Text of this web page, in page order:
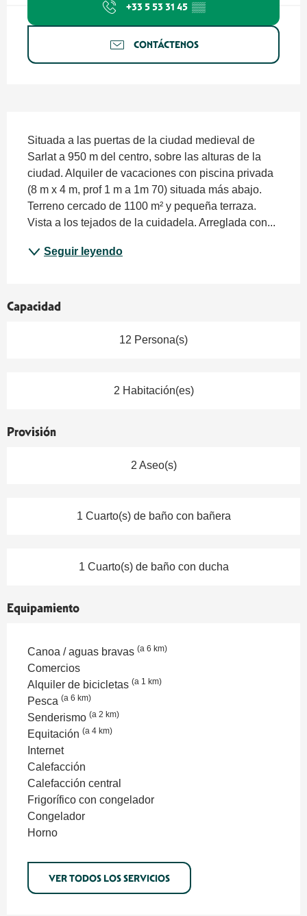
+33 5 53 31 45 ▒▒
CONTÁCTENOS
Situada a las puertas de la ciudad medieval de
Sarlat a 950 m del centro, sobre las alturas de la
ciudad. Alquiler de vacaciones con piscina privada
(8 m x 4 m, prof 1 m a 1m 70) situada más abajo.
Terreno cercado de 1100 m² y pequeña terraza.
Vista a los tejados de la cuidadela. Arreglada con...
Seguir leyendo
Capacidad
12 Persona(s)
2 Habitación(es)
Provisión
2 Aseo(s)
1 Cuarto(s) de baño con bañera
1 Cuarto(s) de baño con ducha
Equipamiento
Canoa / aguas bravas (a 6 km)
Comercios
Alquiler de bicicletas (a 1 km)
Pesca (a 6 km)
Senderismo (a 2 km)
Equitación (a 4 km)
Internet
Calefacción
Calefacción central
Frigorífico con congelador
Congelador
Horno
VER TODOS LOS SERVICIOS